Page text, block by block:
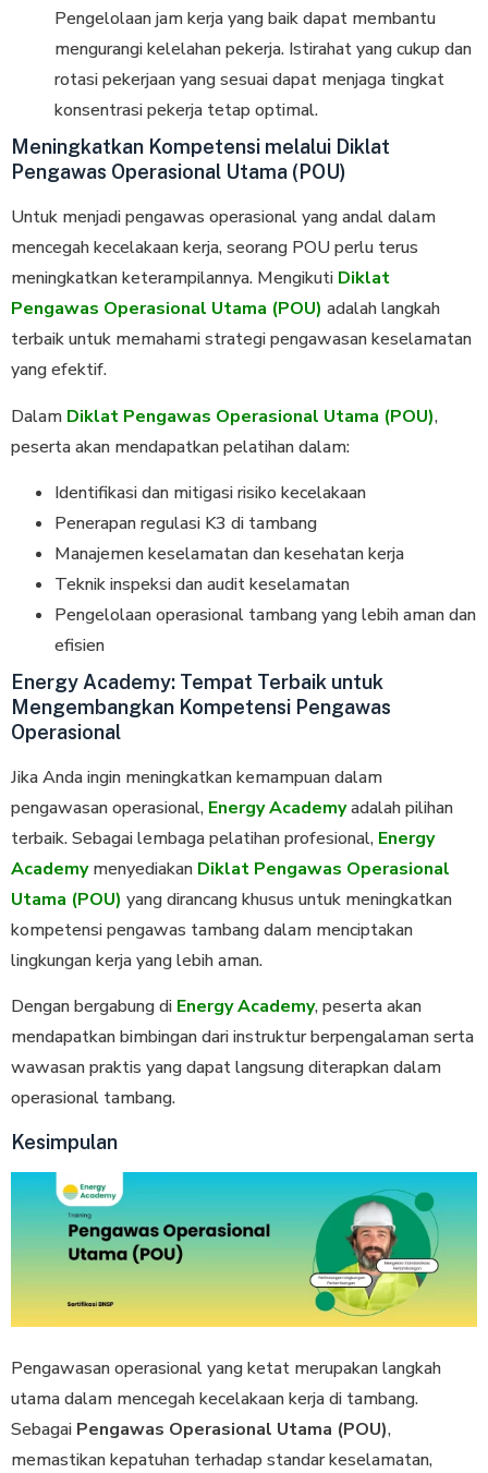
Pengelolaan jam kerja yang baik dapat membantu
mengurangi kelelahan pekerja. Istirahat yang cukup dan
rotasi pekerjaan yang sesuai dapat menjaga tingkat
konsentrasi pekerja tetap optimal.
Meningkatkan Kompetensi melalui Diklat
Pengawas Operasional Utama (POU)
Untuk menjadi pengawas operasional yang andal dalam
mencegah kecelakaan kerja, seorang POU perlu terus
meningkatkan keterampilannya. Mengikuti Diklat
Pengawas Operasional Utama (POU) adalah langkah
terbaik untuk memahami strategi pengawasan keselamatan
yang efektif.
Dalam Diklat Pengawas Operasional Utama (POU),
peserta akan mendapatkan pelatihan dalam:
Identifikasi dan mitigasi risiko kecelakaan
Penerapan regulasi K3 di tambang
Manajemen keselamatan dan kesehatan kerja
Teknik inspeksi dan audit keselamatan
Pengelolaan operasional tambang yang lebih aman dan
efisien
Energy Academy: Tempat Terbaik untuk
Mengembangkan Kompetensi Pengawas
Operasional
Jika Anda ingin meningkatkan kemampuan dalam
pengawasan operasional, Energy Academyadalah pilihan
terbaik. Sebagai lembaga pelatihan profesional, Energy
Academymenyediakan Diklat Pengawas Operasional
Utama (POU) yang dirancang khusus untuk meningkatkan
kompetensi pengawas tambang dalam menciptakan
lingkungan kerja yang lebih aman.
Dengan bergabung di Energy Academy, peserta akan
mendapatkan bimbingan dari instruktur berpengalaman serta
wawasan praktis yang dapat langsung diterapkan dalam
operasional tambang.
Kesimpulan
Pengawasan operasional yang ketat merupakan langkah
utama dalam mencegah kecelakaan kerja di tambang.
Sebagai Pengawas Operasional Utama (POU),
memastikan kepatuhan terhadap standar keselamatan,